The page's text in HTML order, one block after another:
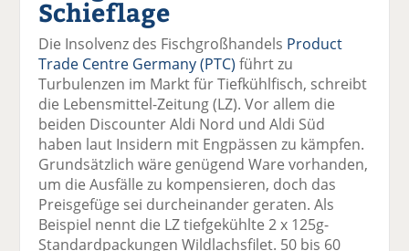
uf
F
ac
e
b
o
o
k
te
il
wi
er
n
uf
n
k
e
di
n
te
il
e
er
m
ai
v
er
se
e
Schieflage
Die Insolvenz des Fischgroßhandels Product
Trade Centre Germany (PTC) führt zu
Turbulenzen im Markt für Tiefkühlfisch, schreibt
die Lebensmittel-Zeitung (LZ). Vor allem die
beiden Discounter Aldi Nord und Aldi Süd
haben laut Insidern mit Engpässen zu kämpfen.
Grundsätzlich wäre genügend Ware vorhanden,
um die Ausfälle zu kompensieren, doch das
Preisgefüge sei durcheinander geraten. Als
Beispiel nennt die LZ tiefgekühlte 2 x 125g-
Standardpackungen Wildlachsfilet. 50 bis 60